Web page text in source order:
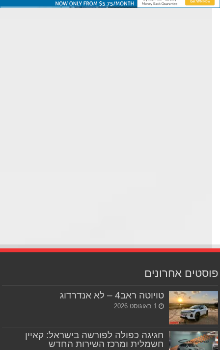
אחרונים
טויוטה ראב4 – לא אנדרדוג
1 באוגוסט 2026
חגיגה כפולה לפורשה בישראל: קאיין
חשמלית ומרכז השירות החדש